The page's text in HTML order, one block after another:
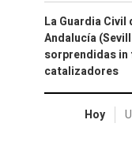
La Guardia Civil
Andalucía
sorprendidas
catalizadores
Hoy